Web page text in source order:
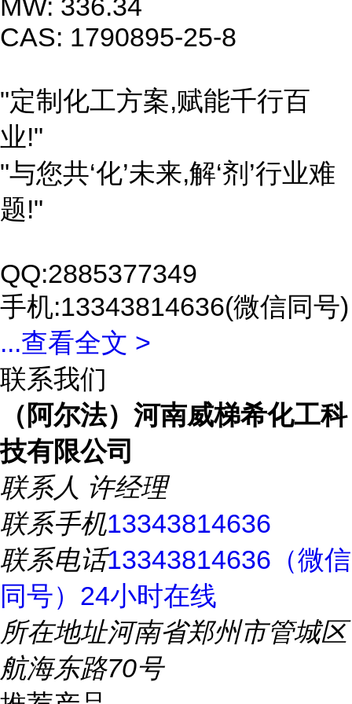
MW: 336.34
CAS: 1790895-25-8
"定制化工方案,赋能千行百
业!"
"与您共‘化’未来,解‘剂’行业难
题!"
QQ:2885377349
手机:13343814636(微信同号)
...查看全文 >
联系我们
（阿尔法）河南威梯希化工科
技有限公司
联系人 许经理
联系手机13343814636
联系电话13343814636（微信
同号）24小时在线
所在地址河南省郑州市管城区
航海东路70号